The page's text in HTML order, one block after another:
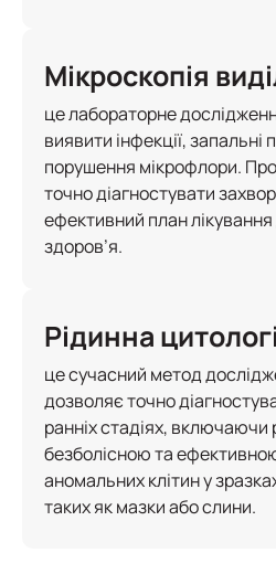
Мікроскопія
це лабораторне
виявити інфекції, запальні
порушення мікрофлори.
точно діагностувати
ефективний план
здоров’я.
Рідинна
це сучасний метод
дозволяє точно
ранніх стадіях,
безболісною та
аномальних клітин у
таких як мазки або слини.